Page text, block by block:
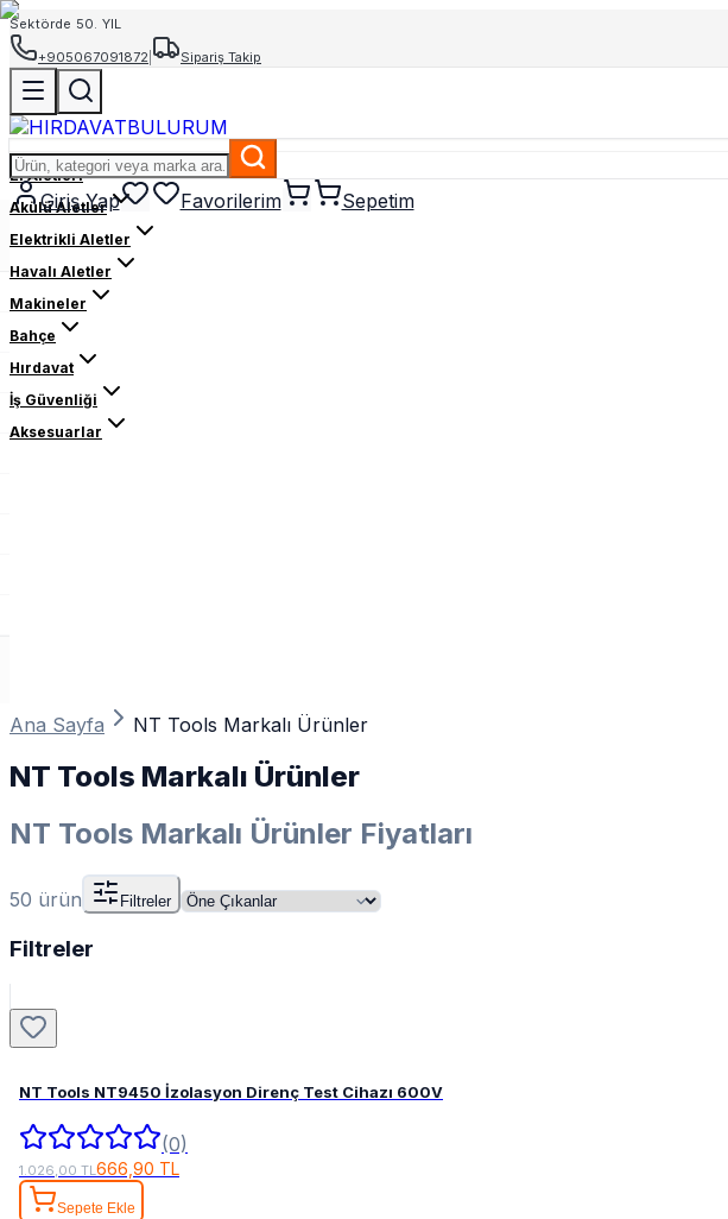
Sektörde 50. YIL
+905067091872
Sipariş Takip
Giriş Yap Favorilerim Sepetim
El Aletleri
Akülü Aletler
Elektrikli Aletler
Havalı Aletler
Makineler
Bahçe
Hırdavat
İş Güvenliği
Aksesuarlar
Ana Sayfa NT Tools Markalı Ürünler
NT Tools Markalı Ürünler
NT Tools Markalı Ürünler Fiyatları
50 ürün Filtreler
Filtreler
NT Tools NT9450 İzolasyon Direnç Test Cihazı 600V
(0)
1.026,00 TL 666,90 TL
Sepete Ekle